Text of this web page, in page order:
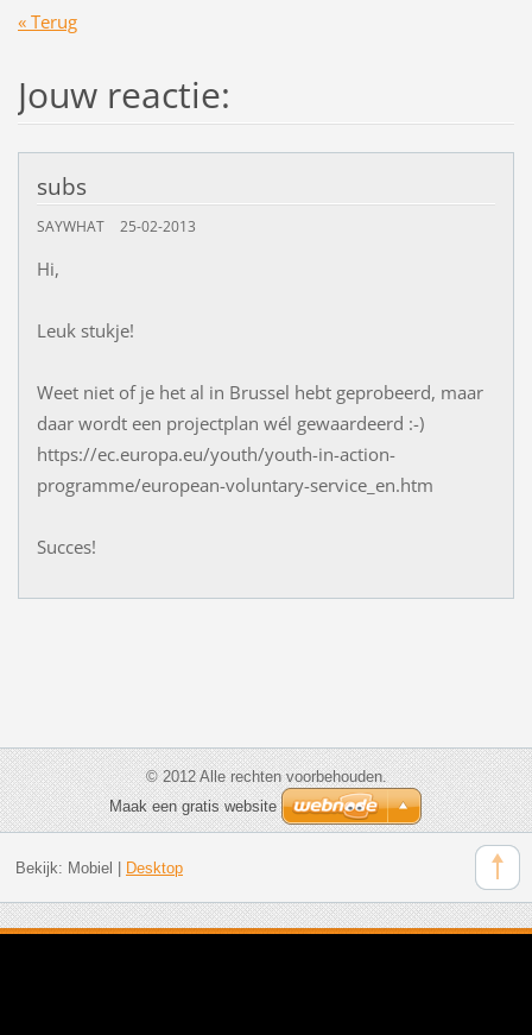
« Terug
Jouw reactie:
subs
SAYWHAT 25-02-2013
Hi,
Leuk stukje!
Weet niet of je het al in Brussel hebt geprobeerd, maar
daar wordt een projectplan wél gewaardeerd :-)
https://ec.europa.eu/youth/youth-in-action-
programme/european-voluntary-service_en.htm
Succes!
© 2012 Alle rechten voorbehouden.
Maak een gratis website
Bekijk: Mobiel Desktop